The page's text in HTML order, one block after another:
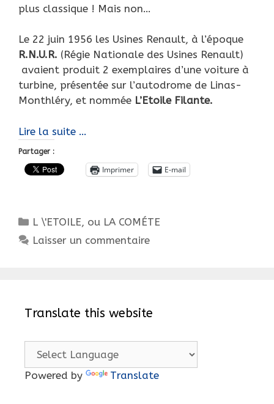
plus classique ! Mais non…
Le 22 juin 1956 les Usines Renault, à l’époque
R.N.U.R. (Régie Nationale des Usines Renault)
avaient produit 2 exemplaires d’une voiture à
turbine, présentée sur l’autodrome de Linas-
Monthléry, et nommée L’Etoile Filante.
Lire la suite …
Comète…
L’Étoile
Partager :
Imprimer E-mail
Catégories
L \'ETOILE, ou LA COMÉTE
Laisser un commentaire
Translate this website
Powered by Translate